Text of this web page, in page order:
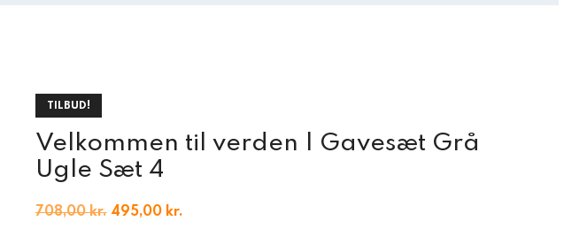
TILBUD!
Velkommen til verden | Gavesæt Grå
Ugle Sæt 4
708,00kr. Den
495,00 kr.Den